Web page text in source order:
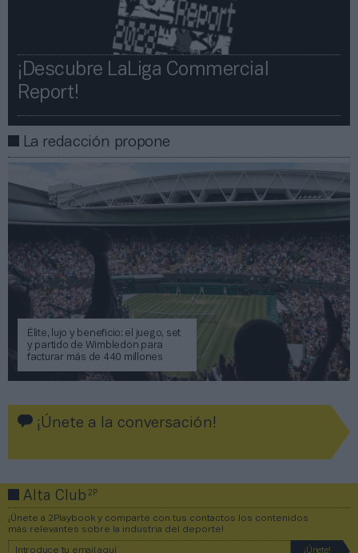
¡Descubre LaLiga Commercial
Report!​​
La redacción propone
Élite, lujo y beneficio: el juego, set
y partido de Wimbledon para
facturar más de 440 millones
¡Únete a la conversación!
Alta Club2P
¡Únete a 2Playbook y comparte con tus contactos los contenidos
más relevantes sobre la industria del deporte!